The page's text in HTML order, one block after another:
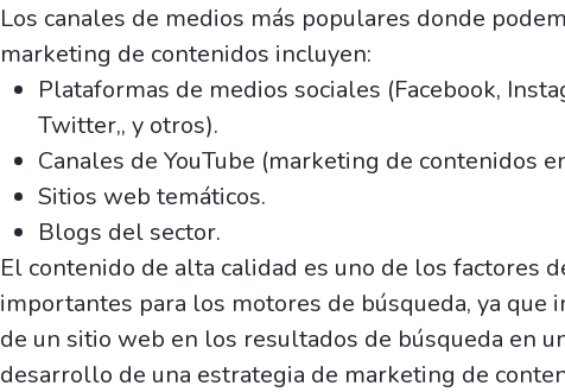
Los canales de medios más populares donde
marketing de contenidos incluyen:
Plataformas de medios sociales (Facebook,
Twitter,, y otros).
Canales de YouTube (marketing de contenidos
Sitios web temáticos.
Blogs del sector.
El contenido de alta calidad es uno de los factores
importantes para los motores de búsqueda, ya que
de un sitio web en los resultados de búsqueda en
desarrollo de una estrategia de marketing de